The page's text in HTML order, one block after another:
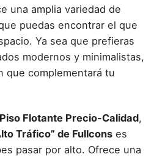
una amplia variedad de
puedas encontrar el que
Ya sea que prefieras
modernos y minimalistas,
que complementará tu
Piso Flotante Precio-Calidad,
Tráfico” de Fullcons es
pasar por alto. Ofrece una